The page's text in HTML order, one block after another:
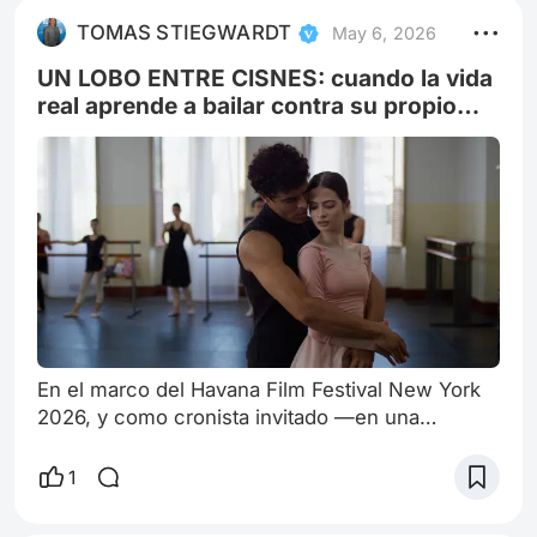
TOMAS STIEGWARDT May 6, 2026
UN LOBO ENTRE CISNES: cuando la vida
real aprende a bailar contra su propio
límite
En el marco del Havana Film Festival New York
2026, y como cronista invitado —en una
emocional y curatorial del cine latinoamericano
1